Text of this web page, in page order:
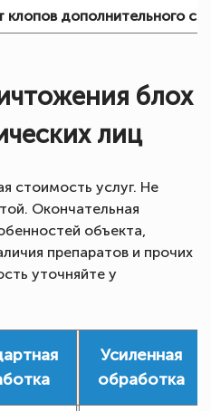
дополнительного
блох
лиц
стоимость услуг. Не
Окончательная
объекта,
препаратов и прочих
уточняйте у
Усиленная
обработка